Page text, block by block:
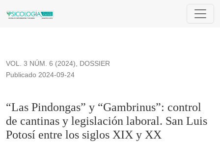
“Las Pindongas” y “Gambrinus”: control de cantinas y
VOL. 3 NÚM. 6 (2024), DOSSIER
“Las Pindongas” y “Gambrinus”: control
de cantinas y legislación laboral. San Luis
Potosí entre los siglos XIX y XX
Publicado 2024-09-24